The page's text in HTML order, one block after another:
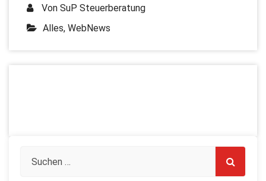
Von SuP Steuerberatung
Alles, WebNews